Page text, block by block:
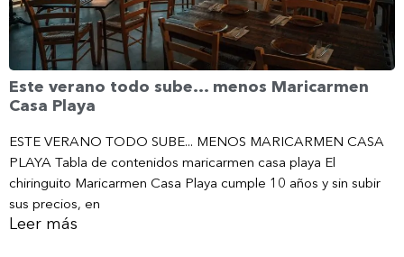
Este verano todo sube… menos Maricarmen
Casa Playa
ESTE VERANO TODO SUBE... MENOS MARICARMEN CASA
PLAYA Tabla de contenidos maricarmen casa playa El
chiringuito Maricarmen Casa Playa cumple 10 años y sin subir
sus precios, en
Leer más